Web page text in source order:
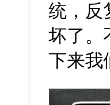
统，反
坏了。
下来我